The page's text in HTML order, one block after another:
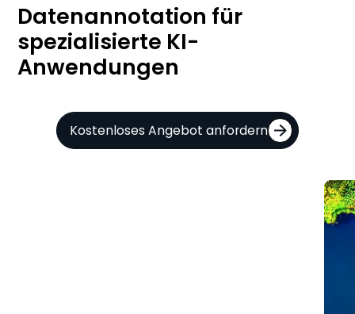
Datenannotation für
spezialisierte KI-
Anwendungen
Kostenloses Angebot anfordern